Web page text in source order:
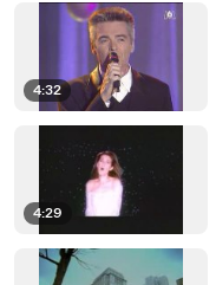
4:32
4:29